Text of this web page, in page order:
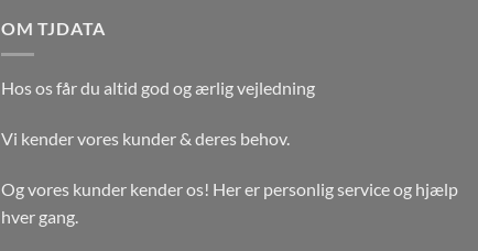
OM TJDATA
Hos os får du altid god og ærlig vejledning
Vi kender vores kunder & deres behov.
Og vores kunder kender os! Her er personlig service og hjælp
hver gang.